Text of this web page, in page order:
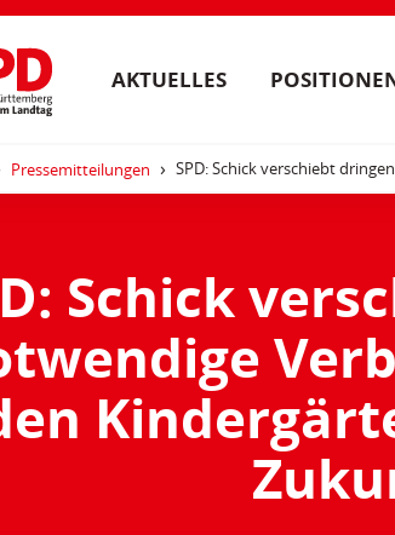
AKTUELLES
Pressemitteilungen SPD: Schick verschiebt
Schick